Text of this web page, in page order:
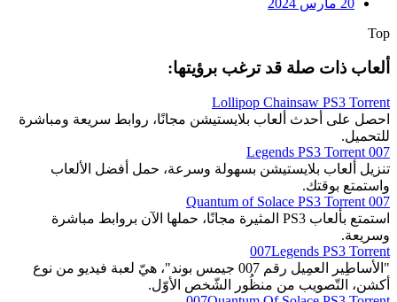
20 مارس 2024
Top
ألعاب ذات صلة قد ترغب برؤيتها:
Lollipop Chainsaw PS3 Torrent
احصل على أحدث ألعاب بلايستيشن مجانًا، روابط سريعة ومباشرة
للتحميل.
007 Legends PS3 Torrent
تنزيل ألعاب بلايستيشن بسهولة وسرعة، حمل أفضل الألعاب
واستمتع بوقتك.
007 Quantum of Solace PS3 Torrent
استمتع بألعاب PS3 المثيرة مجانًا، حملها الآن بروابط مباشرة
وسريعة.
007Legends PS3 Torrent
"الأساطِير العمِيل رقم 007 جيمس بوند"، هيّ لعبة فيديو من نوع
أكشن، التّصويب من منظُور الشّخص الأوّل.